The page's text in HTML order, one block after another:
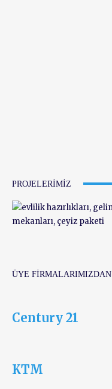
PROJELERIMIZ
ÜYE FIRMALARIMIZDAN
Century 21
KTM